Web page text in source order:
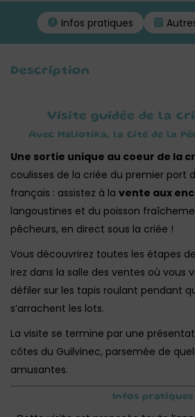
Infos pratiques
Description
Visite guidée de la
Avec Haliotika, la Cité de la
Une sortie unique au coeur de la
coulisses de la criée du premier port
français : assistez à la vente aux
langoustines et du poisson
pêcheurs, en direct sous la criée !
Vous découvrirez toutes les étapes
irez dans la salle des ventes où vous
défiler sur les tapis roulant pendant
s’arrachent les lots.
La visite se termine par une
côtes du Guilvinec, parsemée de
amusantes.
Infos pratiques